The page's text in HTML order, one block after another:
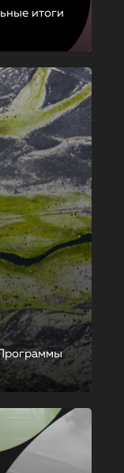
итоги